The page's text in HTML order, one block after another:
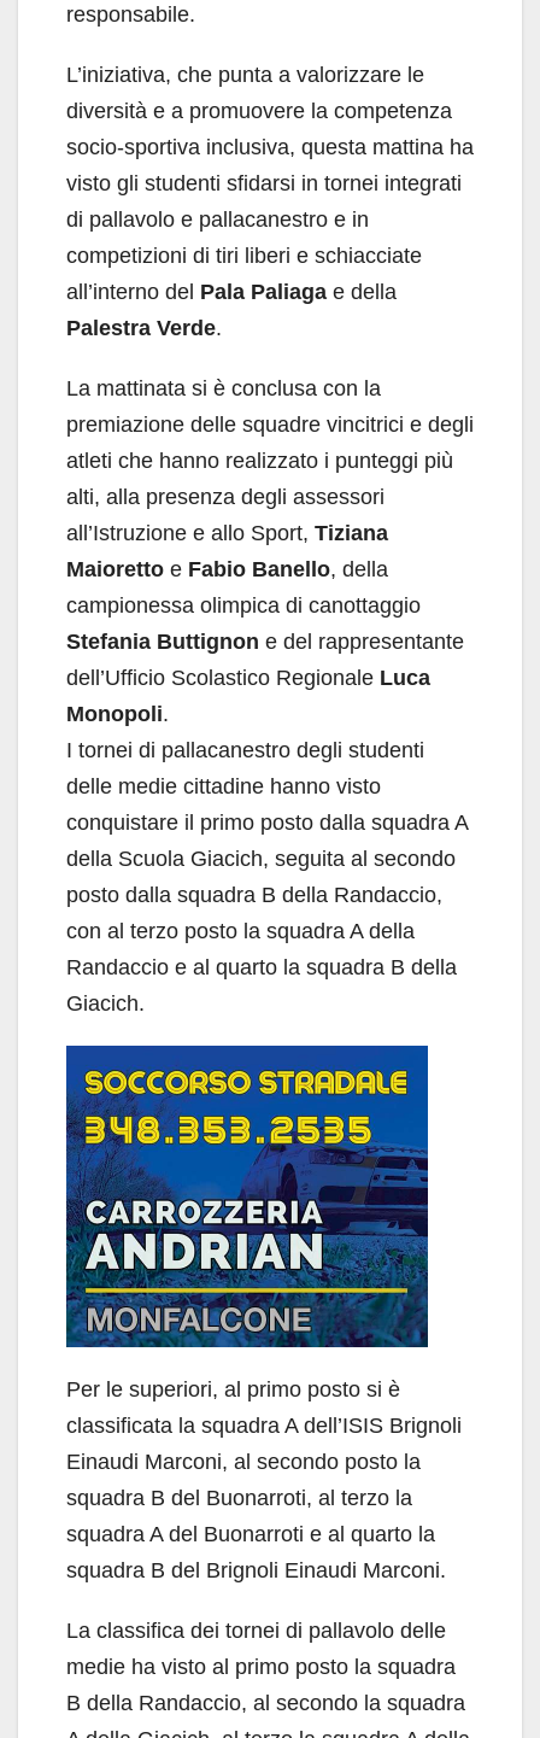
responsabile.
L’iniziativa, che punta a valorizzare le
diversità e a promuovere la competenza
socio-sportiva inclusiva, questa mattina ha
visto gli studenti sfidarsi in tornei integrati
di pallavolo e pallacanestro e in
competizioni di tiri liberi e schiacciate
all’interno del Pala Paliaga e della
Palestra Verde.
La mattinata si è conclusa con la
premiazione delle squadre vincitrici e degli
atleti che hanno realizzato i punteggi più
alti, alla presenza degli assessori
all’Istruzione e allo Sport, Tiziana
Maioretto e Fabio Banello, della
campionessa olimpica di canottaggio
Stefania Buttignon e del rappresentante
dell’Ufficio Scolastico Regionale Luca
Monopoli.
I tornei di pallacanestro degli studenti
delle medie cittadine hanno visto
conquistare il primo posto dalla squadra A
della Scuola Giacich, seguita al secondo
posto dalla squadra B della Randaccio,
con al terzo posto la squadra A della
Randaccio e al quarto la squadra B della
Giacich.
Per le superiori, al primo posto si è
classificata la squadra A dell’ISIS Brignoli
Einaudi Marconi, al secondo posto la
squadra B del Buonarroti, al terzo la
squadra A del Buonarroti e al quarto la
squadra B del Brignoli Einaudi Marconi.
La classifica dei tornei di pallavolo delle
medie ha visto al primo posto la squadra
B della Randaccio, al secondo la squadra